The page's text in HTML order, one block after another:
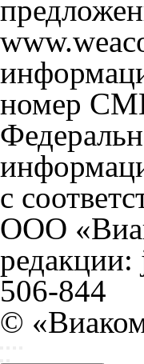
номер
с
ООО
506-844
©